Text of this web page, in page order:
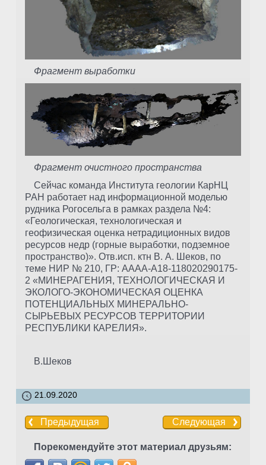
Фрагмент выработки
Фрагмент очистного пространства
Сейчас команда Института геологии КарНЦ
РАН работает над информационной моделью
рудника Рогосельга в рамках раздела №4:
«Геологическая, технологическая и
геофизическая оценка нетрадиционных видов
ресурсов недр (горные выработки, подземное
пространство)». Отв.исп. ктн В. А. Шеков, по
теме НИР № 210, ГР: AAAA-A18-118020290175-
2 «МИНЕРАГЕНИЯ, ТЕХНОЛОГИЧЕСКАЯ И
ЭКОЛОГО-ЭКОНОМИЧЕСКАЯ ОЦЕНКА
ПОТЕНЦИАЛЬНЫХ МИНЕРАЛЬНО-
СЫРЬЕВЫХ РЕСУРСОВ ТЕРРИТОРИИ
РЕСПУБЛИКИ КАРЕЛИЯ».
В.Шеков
21.09.2020
Предыдущая Следующая
Порекомендуйте этот материал друзьям: